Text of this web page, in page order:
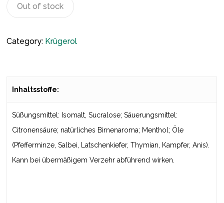
Out of stock
Category: Krügerol
Inhaltsstoffe:
Süßungsmittel: Isomalt, Sucralose; Säuerungsmittel:
Citronensäure; natürliches Birnenaroma; Menthol; Öle
(Pfefferminze, Salbei, Latschenkiefer, Thymian, Kampfer, Anis).
Kann bei übermäßigem Verzehr abführend wirken.